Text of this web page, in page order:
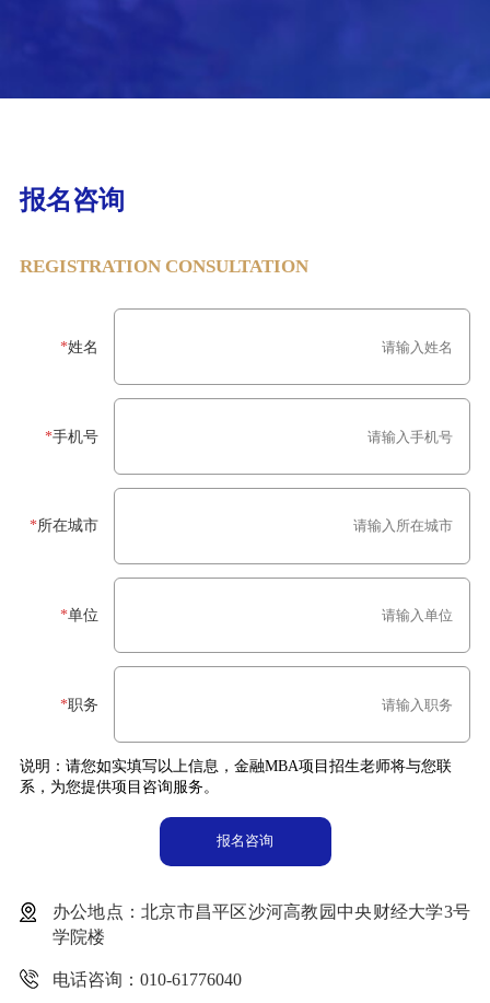
报名咨询
REGISTRATION CONSULTATION
*姓名
*手机号
*所在城市
*单位
*职务
说明：请您如实填写以上信息，金融MBA项目招生老师将与您联
系，为您提供项目咨询服务。
办公地点：北京市昌平区沙河高教园中央财经大学3号
学院楼
电话咨询：010-61776040